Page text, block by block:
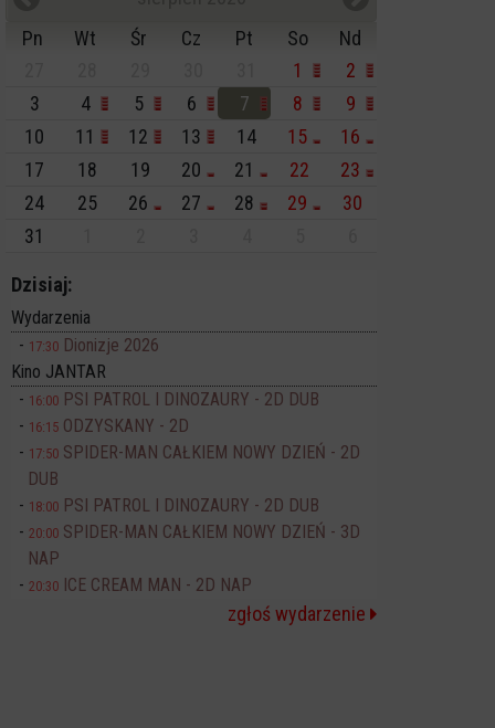
Pn
Wt Śr Cz Pt So
Nd
1
2
3
4 5 6 7 8
9
10
11 12 13 14 15
16
17
18 19 20 21 22
23
24
25 26 27 28 29
30
31
Dzisiaj:
Wydarzenia
17:30 Dionizje 2026
Kino JANTAR
16:00 PSI PATROL I DINOZAURY - 2D DUB
16:15 ODZYSKANY - 2D
17:50 SPIDER-MAN CAŁKIEM NOWY DZIEŃ - 2D
DUB
18:00 PSI PATROL I DINOZAURY - 2D DUB
20:00 SPIDER-MAN CAŁKIEM NOWY DZIEŃ - 3D
NAP
20:30 ICE CREAM MAN - 2D NAP
zgłoś wydarzenie